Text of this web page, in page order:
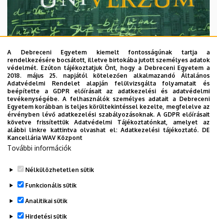
2026. augusztus 7.
Univerzum: A Debreceni Egyetem
titkos receptjei
KUTATÁS TUDOMÁNY
A Debreceni Egyetem kiemelt fontosságúnak tartja a
rendelkezésére bocsátott, illetve birtokába jutott személyes adatok
védelmét. Ezúton tájékoztatjuk Önt, hogy a Debreceni Egyetem a
2018. május 25. napjától kötelezően alkalmazandó Általános
Adatvédelmi Rendelet alapján felülvizsgálta folyamatait és
beépítette a GDPR előírásait az adatkezelési és adatvédelmi
tevékenységébe. A felhasználók személyes adatait a Debreceni
Egyetem korábban is teljes körültekintéssel kezelte, megfelelve az
érvényben lévő adatkezelési szabályozásoknak. A GDPR előírásait
követve frissítettük Adatvédelmi Tájékoztatónkat, amelyet az
alábbi linkre kattintva olvashat el:Adatkezelési tájékoztató. DE
Kancellária WAV Központ
További információk
Nélkülözhetetlen sütik
Funkcionális sütik
Analitikai sütik
Hirdetési sütik